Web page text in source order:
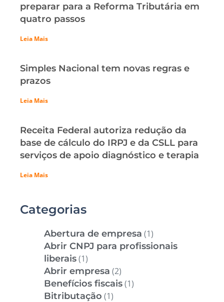
preparar para a Reforma Tributária em
quatro passos
Leia Mais
Simples Nacional tem novas regras e
prazos
Leia Mais
Receita Federal autoriza redução da
base de cálculo do IRPJ e da CSLL para
serviços de apoio diagnóstico e terapia
Leia Mais
Categorias
Abertura de empresa (1)
Abrir CNPJ para profissionais
liberais(1)
Abrir empresa (2)
Benefícios fiscais(1)
Bitributação (1)